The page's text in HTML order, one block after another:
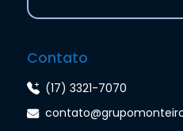
Contato
(17) 3321-7070